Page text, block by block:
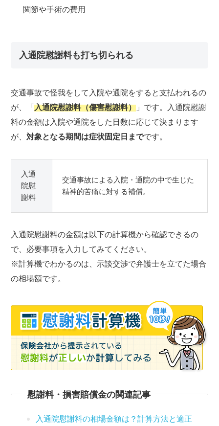
関節や手術の費用
入通院慰謝料も打ち切られる
交通事故で怪我をして入院や通院をすると支払われるの
が、「入通院慰謝料（傷害慰謝料） 」です。入通院慰謝
料の金額は入院や通院をした日数に応じて決まります
が、対象となる期間は症状固定日までです。
入通
院慰
謝料
交通事故による入院・通院の中で生じた
精神的苦痛に対する補償。
入通院慰謝料の金額は以下の計算機から確認できるの
で、必要事項を入力してみてください。
※計算機でわかるのは、示談交渉で弁護士を立てた場合
の相場額です。
慰謝料・損害賠償金の関連記事
入通院慰謝料の相場金額は？計算方法と適正